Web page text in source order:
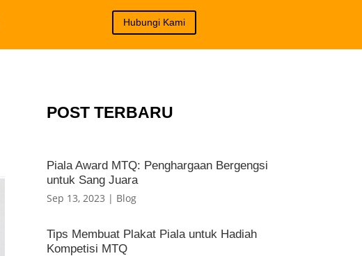
Hubungi Kami
POST TERBARU
Piala Award MTQ: Penghargaan Bergengsi
untuk Sang Juara
Sep 13, 2023 | Blog
Tips Membuat Plakat Piala untuk Hadiah
Kompetisi MTQ